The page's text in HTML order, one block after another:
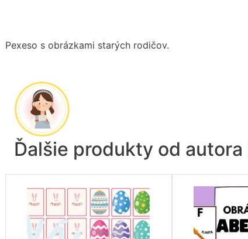
Pexeso s obrázkami starých rodičov.
Ďalšie produkty od autora